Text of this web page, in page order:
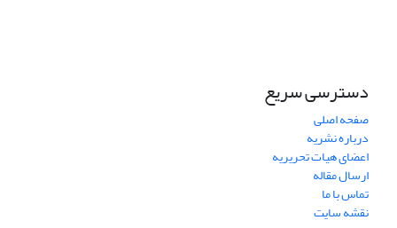
دسترسی سریع
صفحه اصلی
درباره نشریه
اعضای هیات تحریریه
ارسال مقاله
تماس با ما
نقشه سایت